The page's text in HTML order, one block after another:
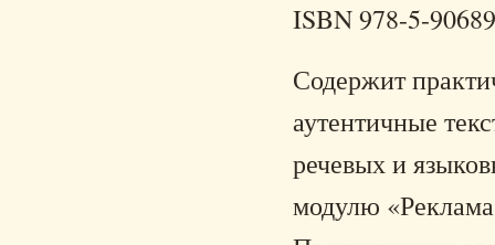
ISBN 978-5-
Содержит
аутентичные
речевых и
модулю